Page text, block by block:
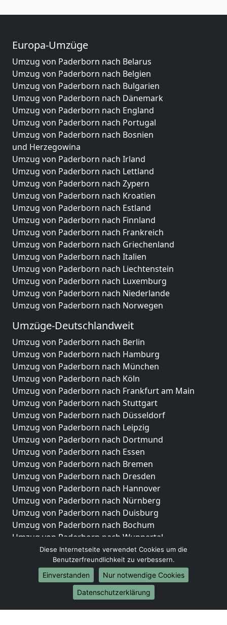
Europa-Umzüge
Umzug von Paderborn nach Belarus
Umzug von Paderborn nach Belgien
Umzug von Paderborn nach Bulgarien
Umzug von Paderborn nach Dänemark
Umzug von Paderborn nach England
Umzug von Paderborn nach Portugal
Umzug von Paderborn nach Bosnien
und Herzegowina
Umzug von Paderborn nach Irland
Umzug von Paderborn nach Lettland
Umzug von Paderborn nach Zypern
Umzug von Paderborn nach Kroatien
Umzug von Paderborn nach Estland
Umzug von Paderborn nach Finnland
Umzug von Paderborn nach Frankreich
Umzug von Paderborn nach Griechenland
Umzug von Paderborn nach Italien
Umzug von Paderborn nach Liechtenstein
Umzug von Paderborn nach Luxemburg
Umzug von Paderborn nach Niederlande
Umzug von Paderborn nach Norwegen
Umzüge-Deutschlandweit
Umzug von Paderborn nach Berlin
Umzug von Paderborn nach Hamburg
Umzug von Paderborn nach München
Umzug von Paderborn nach Köln
Umzug von Paderborn nach Frankfurt am Main
Umzug von Paderborn nach Stuttgart
Umzug von Paderborn nach Düsseldorf
Umzug von Paderborn nach Leipzig
Umzug von Paderborn nach Dortmund
Umzug von Paderborn nach Essen
Umzug von Paderborn nach Bremen
Umzug von Paderborn nach Dresden
Umzug von Paderborn nach Hannover
Umzug von Paderborn nach Nürnberg
Umzug von Paderborn nach Duisburg
Umzug von Paderborn nach Bochum
Umzug von Paderborn nach Wuppertal
Umzug von Paderborn nach Bielefeld
Umzug von Paderborn nach Bonn
Umzug von Paderborn nach Münster
Internationale-Umzüge
Umzug von Paderborn nach Brasilien
Diese Internetseite verwendet Cookies um die
Benutzerfreundlichkeit zu verbessern.
Einverstanden
Nur notwendige Cookies
Datenschutzerklärung